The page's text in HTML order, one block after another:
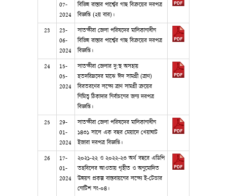
07-
2024
বিভিন্ন রাস্তার পার্শ্বের গাছ বিক্রয়ের দরপত্র
বিজ্ঞপ্তি (২য় বার)।
23
23-
06-
2024
সাতক্ষীরা জেলা পরিষদের মালিকানাধীন
বিভিন্ন রাস্তার পার্শ্বের গাছ বিক্রয়ের দরপত্র
বিজ্ঞপ্তি।
24
15-
05-
2024
সাতক্ষীরা জেলার দু:স্থ অসহায়
হতদরিদ্রদের মাঝে ঈদ সামগ্রী (ত্রাণ)
বিরতরণের লক্ষ্যে ত্রাণ সামগ্রী ক্রয়ের
নিমিত্ত্ব ঠিকাদার নির্বাচনের জন্য দরপত্র
বিজ্ঞপ্তি।
25
29-
01-
2024
সাতক্ষীরা জেলা পরিষদের মালিকানাধীন
১৪৩১ সালে এক বছর মেয়াদে খেয়াঘাট
ইজারা দরপত্র বিজ্ঞপ্তি।
26
17-
01-
2024
২০২১-২২ ও ২০২২-২৩ অর্থ বছরে এডিপি
তহবিলের আওতায় গৃহীত ও অনুমোদিত
উন্নয়ন প্রকল্প বাস্তবায়নের লক্ষ্যে ই-টেন্ডার
নোটিশ নং-০৪।